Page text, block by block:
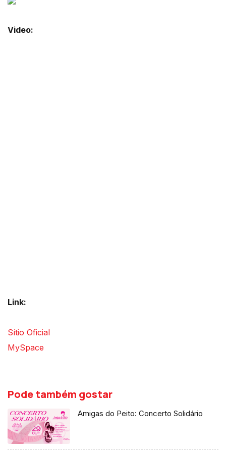
Video:
Link:
Sítio Oficial
MySpace
Pode também gostar
Amigas do Peito: Concerto Solidário